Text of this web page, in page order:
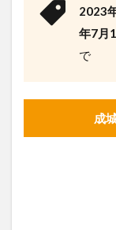
2023
年7月
で
成